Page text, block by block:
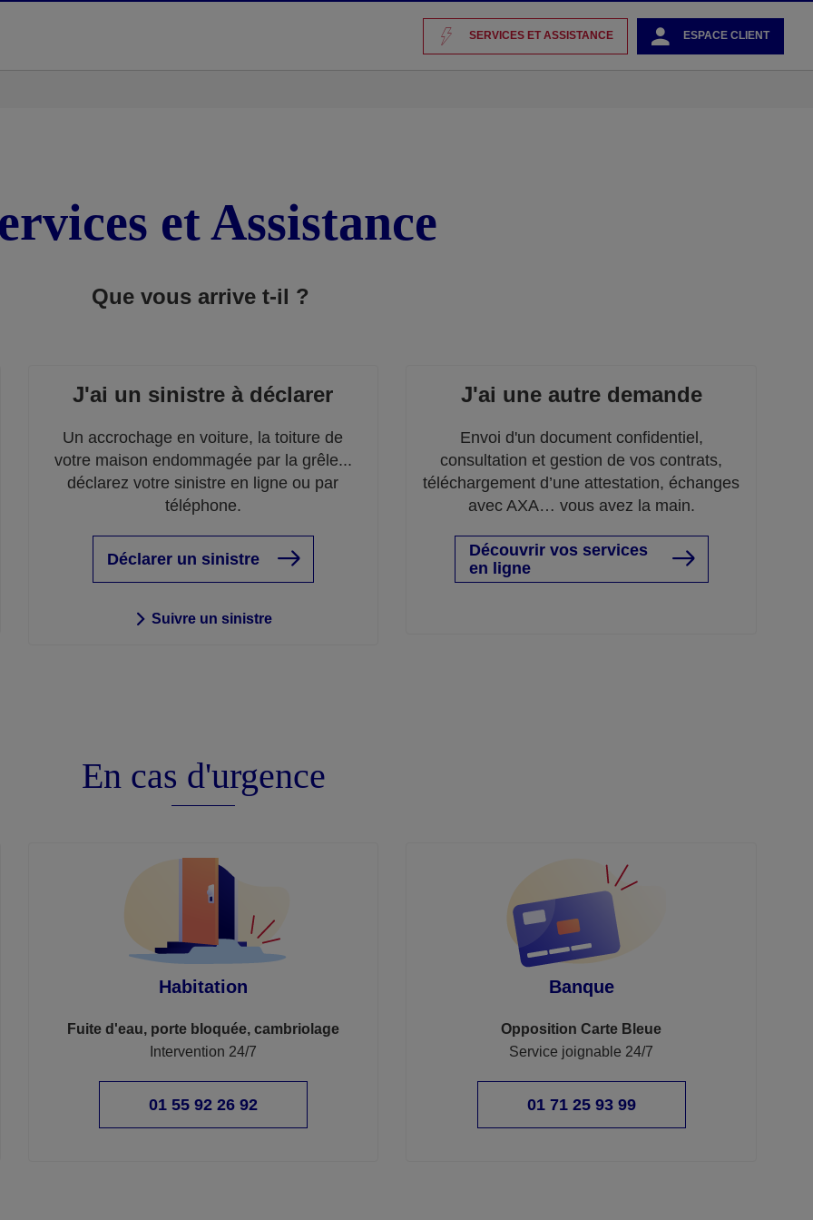
SERVICES ET ASSISTANCE ESPACE CLIENT
et Assistance
Que vous arrive t-il ?
J'ai un sinistre à déclarer
Un accrochage en voiture, la toiture de
votre maison endommagée par la grêle...
déclarez votre sinistre en ligne ou par
téléphone.
Déclarer un sinistre
Suivre un sinistre
J'ai une autre demande
Envoi d'un document confidentiel,
consultation et gestion de vos contrats,
téléchargement d’une attestation, échanges
avec AXA… vous avez la main.
Découvrir vos services
en ligne
En cas d'urgence
Habitation
Fuite d'eau, porte bloquée, cambriolage
Intervention 24/7
01 55 92 26 92
Banque
Opposition Carte Bleue
Service joignable 24/7
01 71 25 93 99